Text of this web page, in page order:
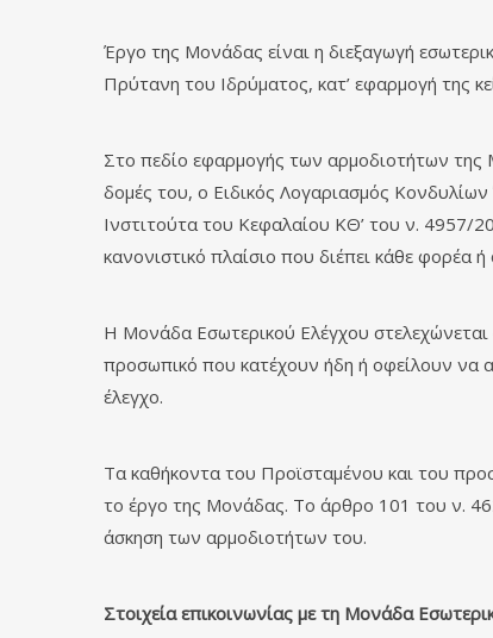
Έργο της Μονάδας είναι η διεξαγωγή
Πρύτανη του Ιδρύματος, κατ’ εφαρμογή της
Στο πεδίο εφαρμογής των αρμοδιοτήτων της
δομές του, ο Ειδικός Λογαριασμός
Ινστιτούτα του Κεφαλαίου ΚΘ’ του ν. 4957/
κανονιστικό πλαίσιο που διέπει κάθε
Η Μονάδα Εσωτερικού Ελέγχου στελεχώνεται
προσωπικό που κατέχουν ήδη ή οφείλουν να
έλεγχο.
Τα καθήκοντα του Προϊσταμένου και του
το έργο της Μονάδας. Το άρθρο 101 του ν.
άσκηση των αρμοδιοτήτων του.
Στοιχεία επικοινωνίας με τη Μονάδα